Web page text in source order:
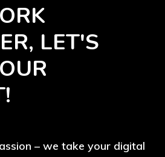
LET'S
– we take your digital